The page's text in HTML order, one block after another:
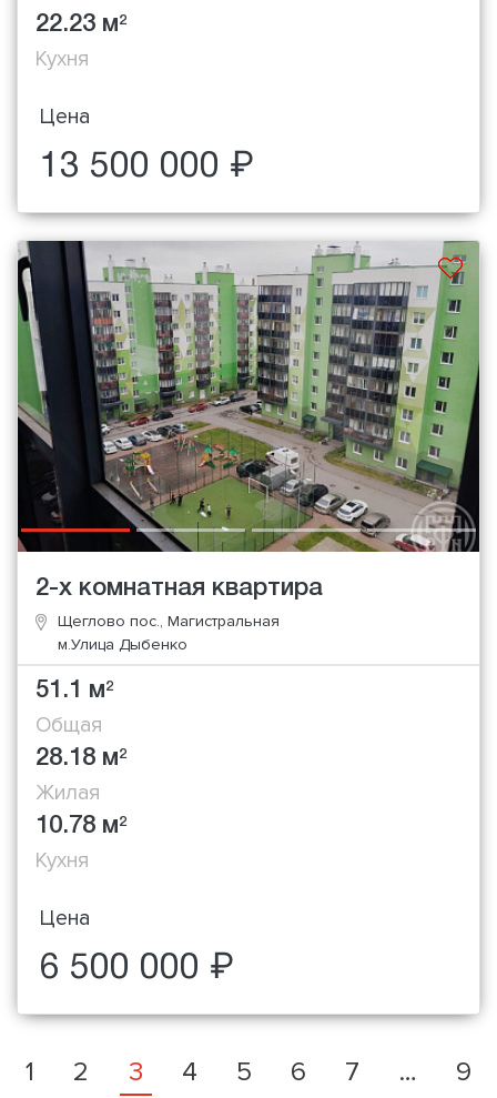
22.23 м2
Кухня
Цена
13 500 000 ₽
2-х комнатная квартира
Щеглово пос., Магистральная
м.Улица Дыбенко
51.1 м2
Общая
28.18 м2
Жилая
10.78 м2
Кухня
Цена
6 500 000 ₽
1 2 3 4 5 6 7 … 9